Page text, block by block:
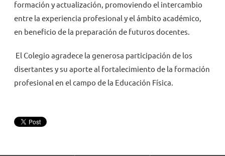
formación y actualización, promoviendo el intercambio
entre la experiencia profesional y el ámbito académico,
en beneficio de la preparación de futuros docentes.
El Colegio agradece la generosa participación de los
disertantes y su aporte al fortalecimiento de la formación
profesional en el campo de la Educación Física.